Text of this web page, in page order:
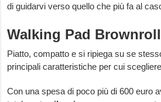
di guidarvi verso quello che più fa al
Walking Pad
Piatto, compatto e si ripiega su se
principali caratteristiche per cui
Con una spesa di poco più di 600 euro